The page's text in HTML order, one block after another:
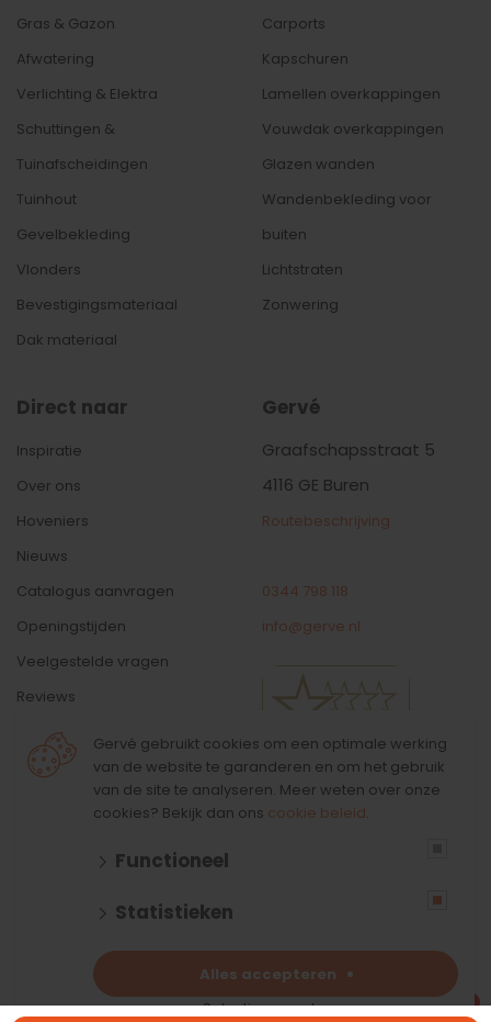
Gras & Gazon
Afwatering
Verlichting & Elektra
Schuttingen &
Tuinafscheidingen
Tuinhout
Gevelbekleding
Vlonders
Bevestigingsmateriaal
Dak materiaal
Carports
Kapschuren
Lamellen overkappingen
Vouwdak overkappingen
Glazen wanden
Wandenbekleding voor
buiten
Lichtstraten
Zonwering
Direct naar
Inspiratie
Over ons
Hoveniers
Nieuws
Catalogus aanvragen
Openingstijden
Veelgestelde vragen
Reviews
Contact
Gervé
Graafschapsstraat 5
4116 GE Buren
Routebeschrijving
0344 798 118
info@gerve.nl
algemene voorwaarden
privacy verklaring
cookies
Gervé gebruikt cookies om een optimale werking
van de website te garanderen en om het gebruik
van de site te analyseren. Meer weten over onze
cookies? Bekijk dan ons cookie beleid.
Functioneel
Statistieken
Selectie accepteren
Alles accepteren